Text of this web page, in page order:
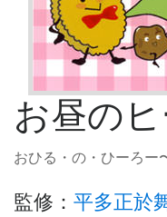
お昼の
おひる・の・ひーろー
監修 ： 平多正於